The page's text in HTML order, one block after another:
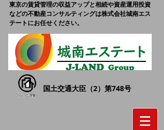
東京の賃貸管理の収益アップと相続や資産運用投資
などの不動産コンサルティングは株式会社城南エス
テートにお任せください。
国土交通大臣（2）第748号